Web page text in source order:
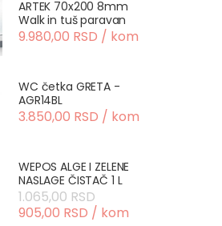
ARTEK 70x200 8mm
Walk in tuš paravan
9.980,00 RSD / kom
WC četka GRETA -
AGR14BL
3.850,00 RSD / kom
WEPOS ALGE I ZELENE
NASLAGE ČISTAČ 1 L
1.065,00 RSD
905,00 RSD / kom